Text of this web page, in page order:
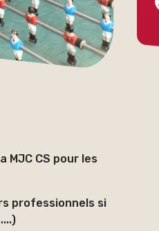
MJC CS pour les
professionnels si